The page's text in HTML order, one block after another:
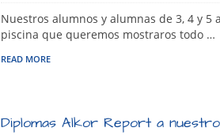
Nuestros alumnos y alumnas de 3, 4 y
piscina que queremos mostraros todo …
READ MORE
Diplomas Alkor Report a